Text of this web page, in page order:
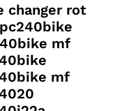
changer rot
mf
mf